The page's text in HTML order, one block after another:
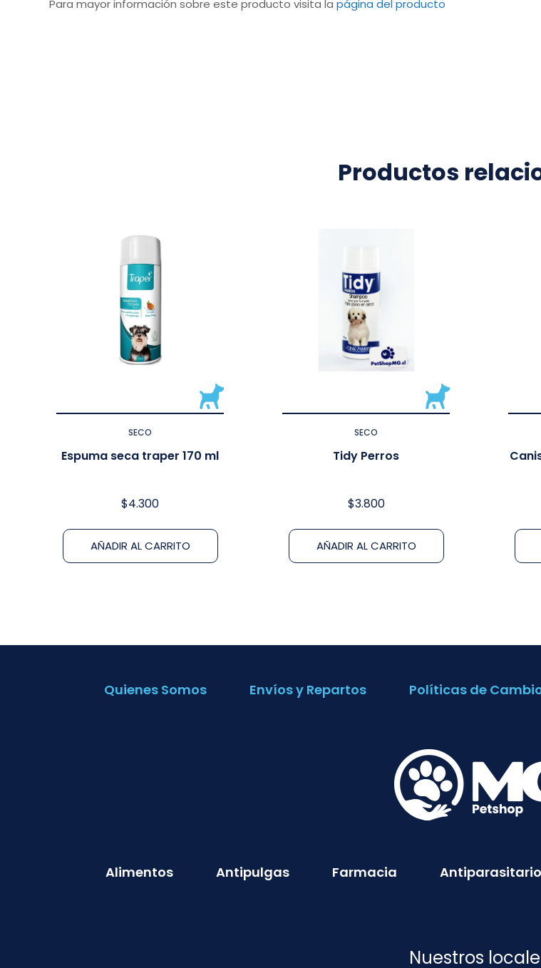
Para mayor información sobre este producto visita la página del producto
Productos
SECO
Espuma seca traper 170 ml
$4.300
AÑADIR AL CARRITO
SECO
Tidy Perros
$3.800
AÑADIR AL CARRITO
Quienes Somos Envíos y Repartos Políticas de
Alimentos Antipulgas Farmacia Antiparasitario
Nuestros